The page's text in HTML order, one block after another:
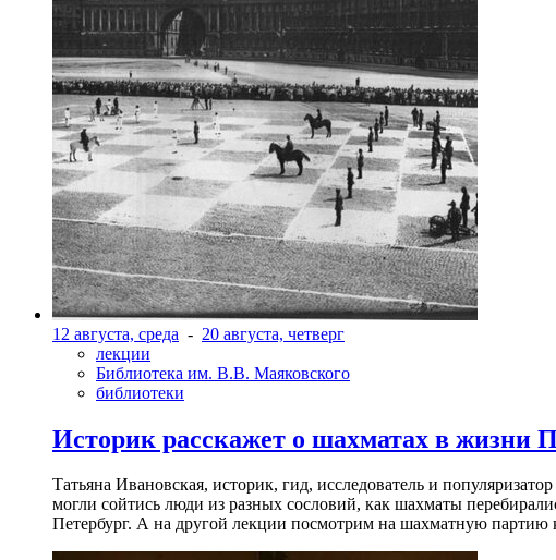
12 августа, среда - 20 августа, четверг
лекции
Библиотека им. В.В. Маяковского
библиотеки
Историк расскажет о шахматах в жизни
Татьяна Ивановская, историк, гид, исследователь и
могли сойтись люди из разных сословий, как шахматы
Петербург. А на другой лекции посмотрим на шахматную партию